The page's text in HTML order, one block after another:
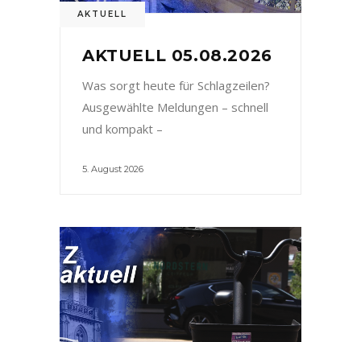
AKTUELL
AKTUELL 05.08.2026
Was sorgt heute für Schlagzeilen?
Ausgewählte Meldungen – schnell
und kompakt –
5. August 2026